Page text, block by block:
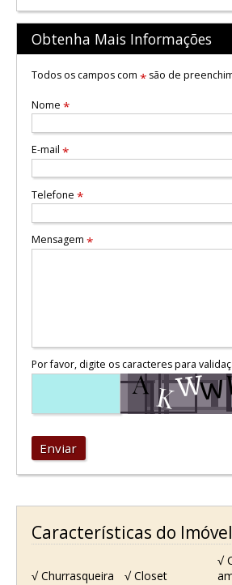
Obtenha Mais Informações
Todos os campos com *são de
Nome *
E-mail *
Telefone *
Mensagem *
Por favor, digite os caracteres para
Enviar
Características do Imóvel
√ Churrasqueira √ Closet
√